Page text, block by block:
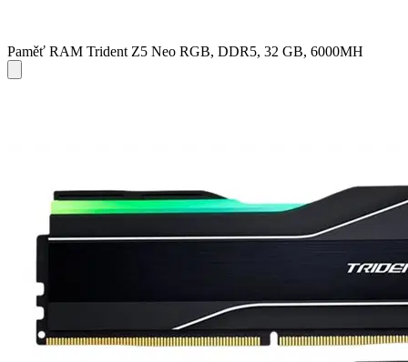
Paměť RAM Trident Z5 Neo RGB, DDR5, 32 GB, 6000MH